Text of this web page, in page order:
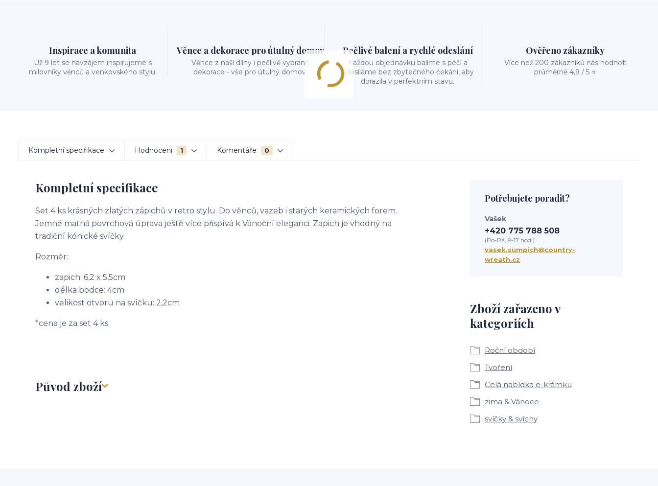
Inspirace a komunita
Už 9 let se navzájem inspirujeme s
milovníky věnců a venkovského stylu.
Věnce a dekorace pro útulný domov
Věnce z naší dílny i pečlivě vybrané
dekorace - vše pro útulný domov.
Pečlivé balení a rychlé odeslání
Každou objednávku balíme s péčí a
odesíláme bez zbytečného čekání, aby
dorazila v perfektním stavu.
Ověřeno zákazníky
Více než 200 zákazníků nás hodnotí
průměrně 4,9 / 5 ⭐
Kompletní specifikace Hodnocení 1 Komentáře 0
Kompletní specifikace
Set 4 ks krásných zlatých zápichů v retro stylu. Do věnců, vazeb i starých keramických forem.
Jemně matná povrchová úprava ještě více přispívá k Vánoční eleganci. Zapich je vhodný na
tradiční kónické svíčky.
Rozměr:
zapich: 6,2 x 5,5cm
délka bodce: 4cm
velikost otvoru na svíčku: 2,2cm
*cena je za set 4 ks
Původ zboží
Zboží zařazeno v
kategoriích
Roční období
Tvoření
Celá nabídka e-krámku
zima & Vánoce
svíčky & svícny
Potřebujete poradit?
Vašek
+420 775 788 508
(Po-Pá, 9-17 hod.)
vasek.sumpich@country-
wreath.cz